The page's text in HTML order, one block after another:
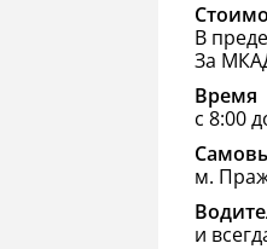
В
За
Время
с 8:00
м.
и